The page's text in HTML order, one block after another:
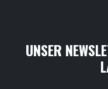
UNSER